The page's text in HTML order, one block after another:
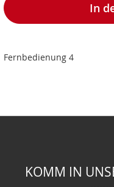
In
Fernbedienung 4
KOMM IN